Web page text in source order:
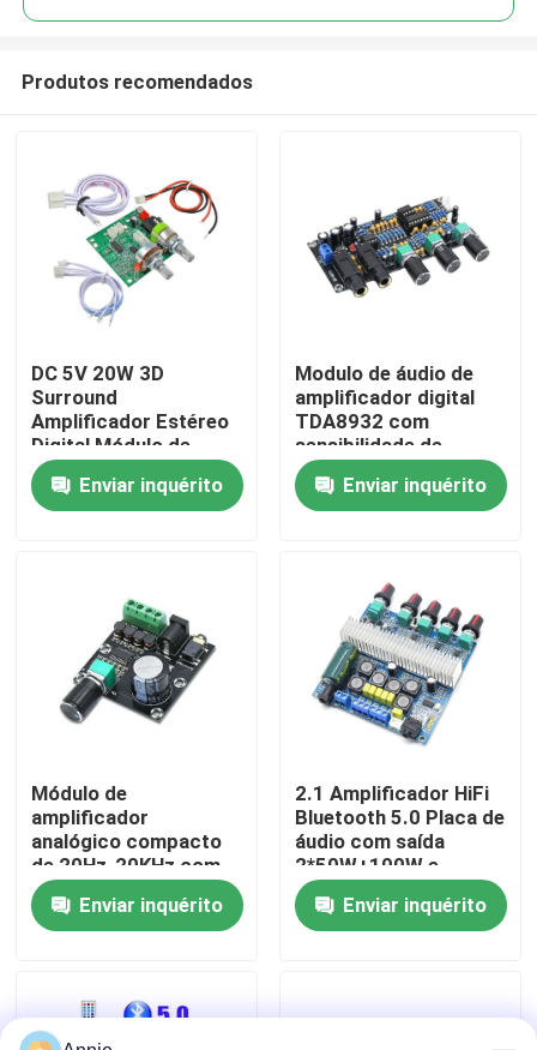
Produtos
Sobre Nós
Controle de Qualidade
Notícias
Casos
Módulo da placa do amplificador
Produtos recomendados
DC 5V 20W 3D
Surround
Amplificador Estéreo
Digital Módulo de
Áudio Placa
Amplificadora Classe
Enviar inquérito
Modulo de áudio de
amplificador digital
TDA8932 com
sensibilidade de
entrada de 600 mV,
SNR de 90 dB e
potência de saída de 3
Enviar inquérito
Módulo de
amplificador
analógico compacto
de 20Hz-20KHz com
interface de entrada
de 3,5 mm e
acabamento prateado
Enviar inquérito
2.1 Amplificador HiFi
Bluetooth 5.0 Placa de
áudio com saída
2*50W+100W e
alimentação
DC12~24VEnviar inquérito